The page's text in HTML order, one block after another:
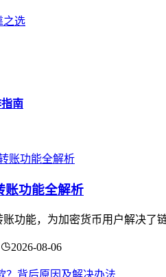
之选
南
账功能全解析
功能，为加密货币用户解决
2026-08-06